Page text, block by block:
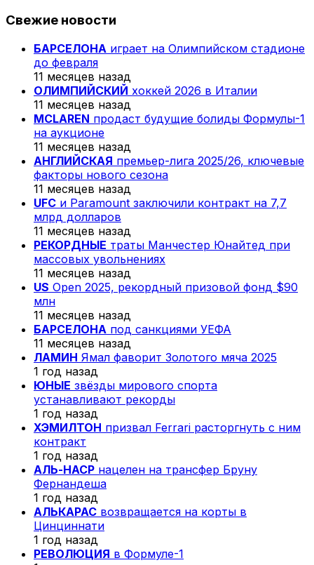
Свежие новости
БАРСЕЛОНА играет на Олимпийском стадионе
до февраля
11 месяцев назад
ОЛИМПИЙСКИЙ хоккей 2026 в Италии
11 месяцев назад
MCLAREN продаст будущие болиды Формулы-1
на аукционе
11 месяцев назад
АНГЛИЙСКАЯ премьер-лига 2025/26, ключевые
факторы нового сезона
11 месяцев назад
UFC и Paramount заключили контракт на 7,7
млрд долларов
11 месяцев назад
РЕКОРДНЫЕ траты Манчестер Юнайтед при
массовых увольнениях
11 месяцев назад
US Open 2025, рекордный призовой фонд $90
млн
11 месяцев назад
БАРСЕЛОНА под санкциями УЕФА
11 месяцев назад
ЛАМИН Ямал фаворит Золотого мяча 2025
1 год назад
ЮНЫЕ звёзды мирового спорта
устанавливают рекорды
1 год назад
ХЭМИЛТОН призвал Ferrari расторгнуть с ним
контракт
1 год назад
АЛЬ-НАСР нацелен на трансфер Бруну
Фернандеша
1 год назад
АЛЬКАРАС возвращается на корты в
Цинциннати
1 год назад
РЕВОЛЮЦИЯ в Формуле-1